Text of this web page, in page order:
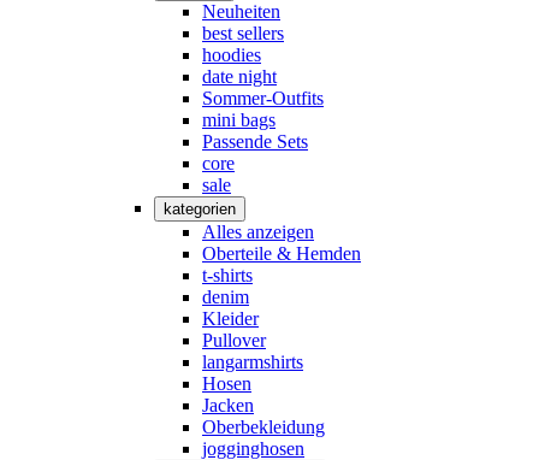
Neuheiten
best sellers
hoodies
date night
Sommer-Outfits
mini bags
Passende Sets
core
sale
kategorien
Alles anzeigen
Oberteile & Hemden
t-shirts
denim
Kleider
Pullover
langarmshirts
Hosen
Jacken
Oberbekleidung
jogginghosen